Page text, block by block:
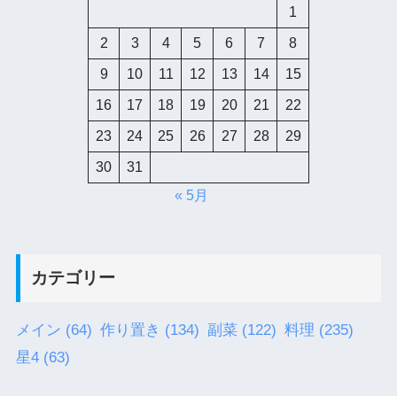
1
2 3 4 5 6 7 8
9 10 11 12 13 14 15
16 17 18 19 20 21 22
23 24 25 26 27 28 29
30
31
« 5月
カテゴリー
メイン (64) 作り置き (134) 副菜 (122) 料理 (235)
星4 (63)